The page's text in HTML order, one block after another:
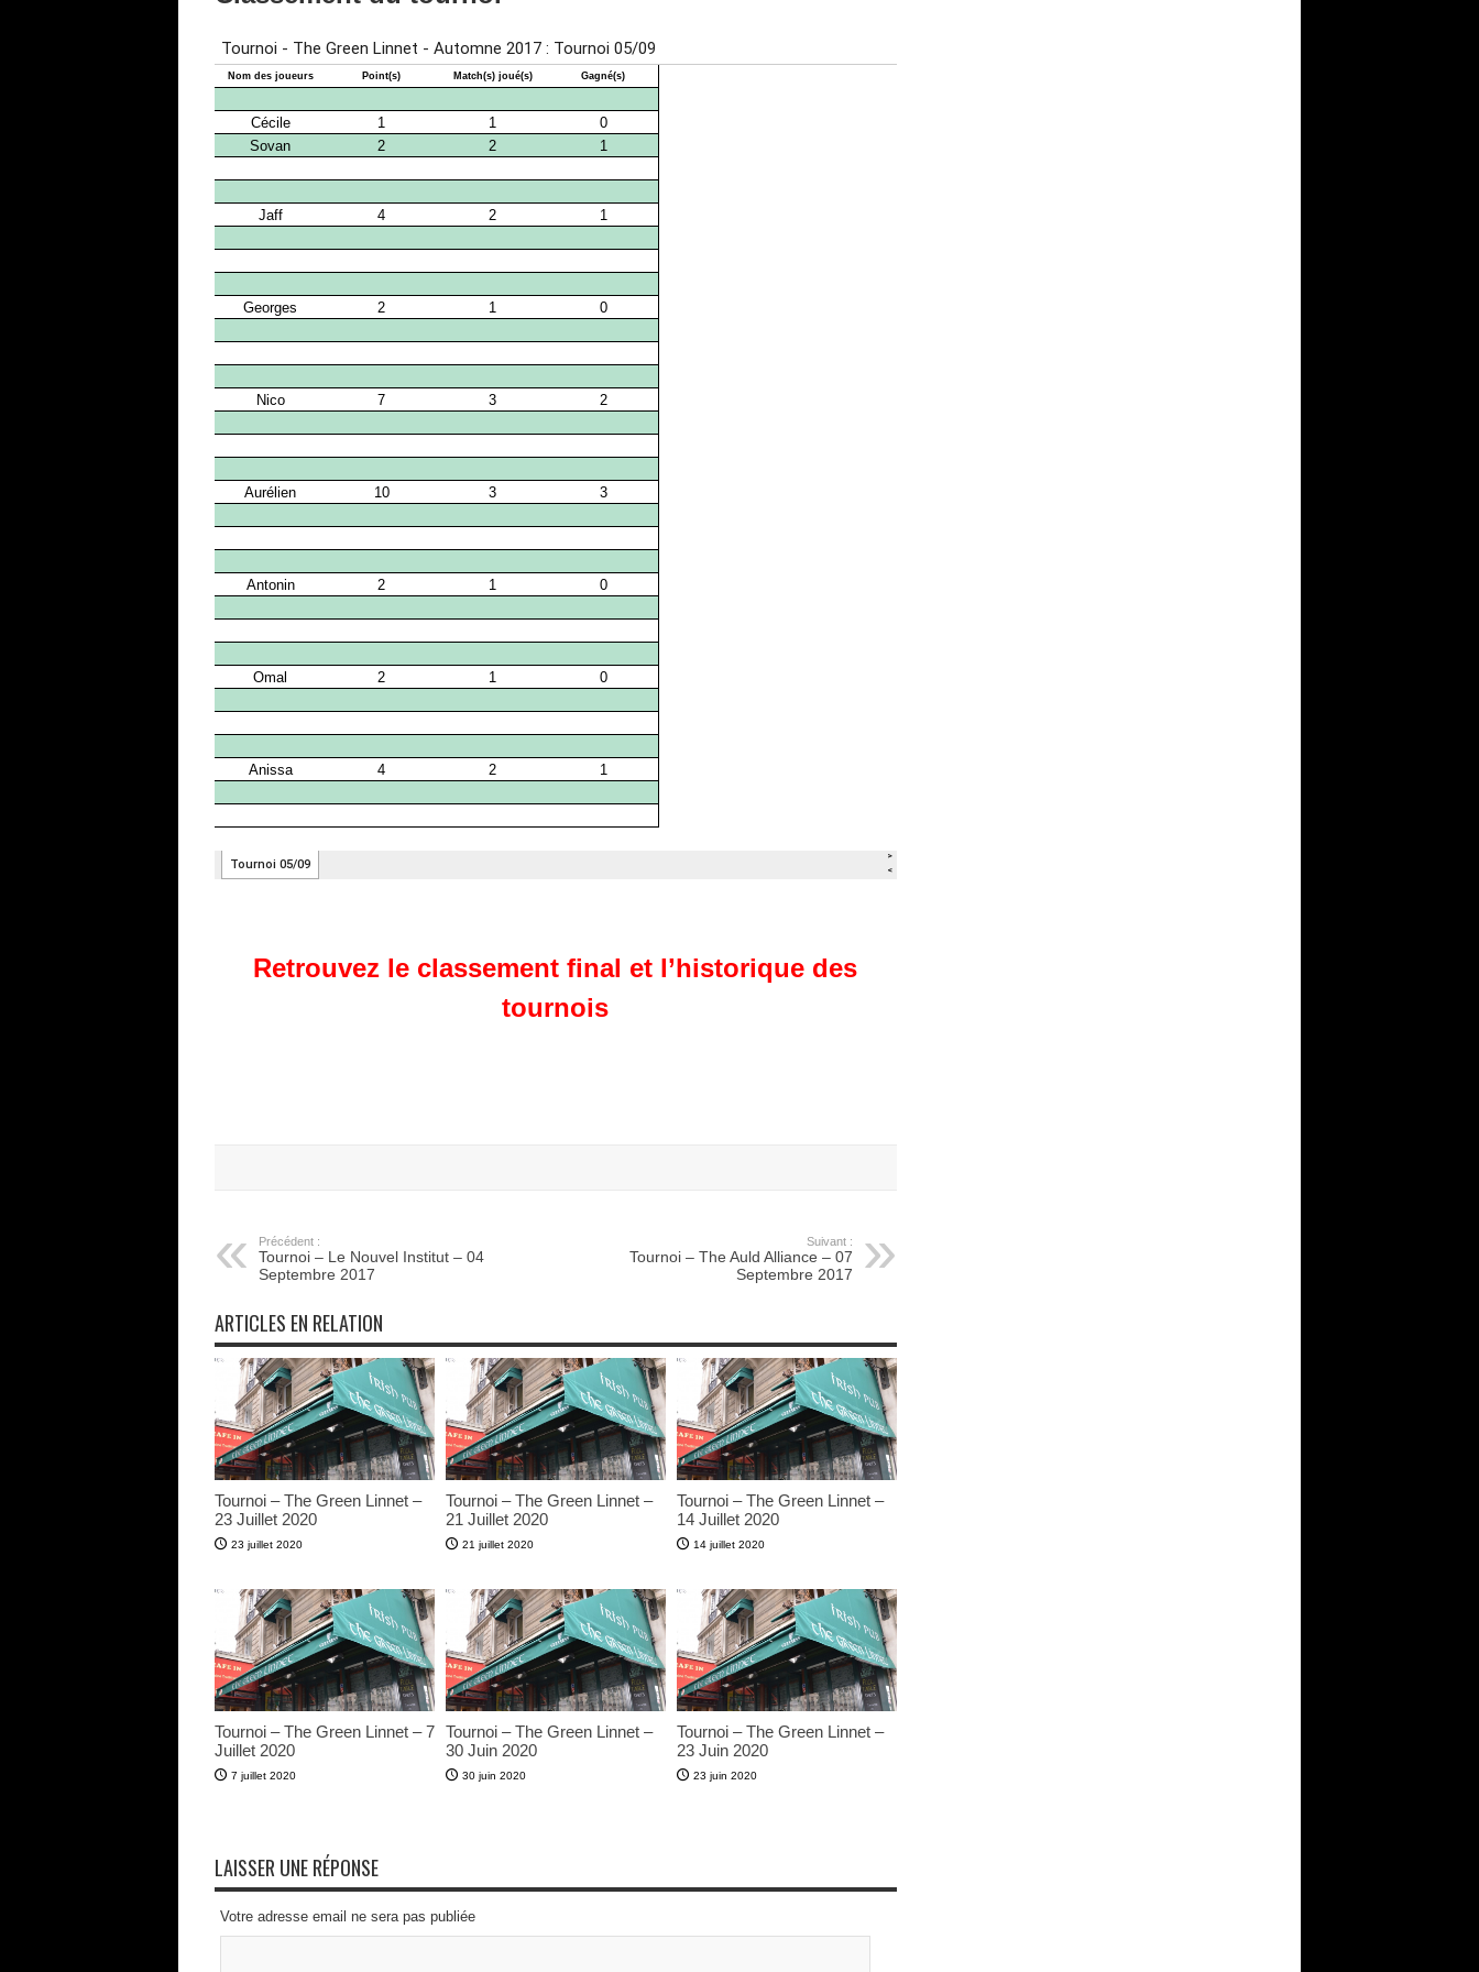
Retrouvez le classement final et l’historique des
tournois
Précédent :
Tournoi – Le Nouvel Institut – 04
Septembre 2017
Suivant :
Tournoi – The Auld Alliance – 07
Septembre 2017
ARTICLES EN RELATION
Tournoi – The Green Linnet –
23 Juillet 2020
23 juillet 2020
Tournoi – The Green Linnet –
21 Juillet 2020
21 juillet 2020
Tournoi – The Green Linnet –
14 Juillet 2020
14 juillet 2020
Tournoi – The Green Linnet – 7
Juillet 2020
7 juillet 2020
Tournoi – The Green Linnet –
30 Juin 2020
30 juin 2020
Tournoi – The Green Linnet –
23 Juin 2020
23 juin 2020
LAISSER UNE RÉPONSE
Votre adresse email ne sera pas publiée